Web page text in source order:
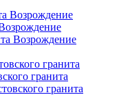
Возрождение
Возрождение
гранита
гранита
гранита